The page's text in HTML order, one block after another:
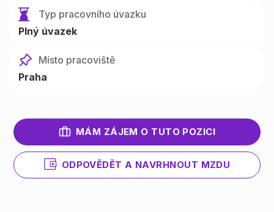
Typ pracovního úvazku
Plný úvazek
Místo pracoviště
Praha
MÁM ZÁJEM O TUTO POZICI
ODPOVĚDĚT A NAVRHNOUT MZDU